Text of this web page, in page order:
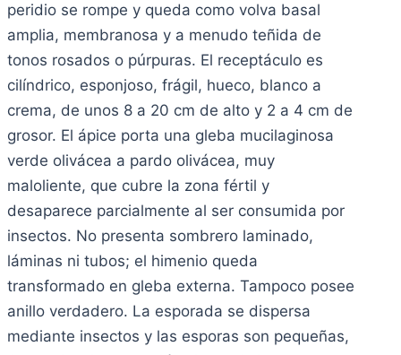
peridio se rompe y queda como volva basal
amplia, membranosa y a menudo teñida de
tonos rosados o púrpuras. El receptáculo es
cilíndrico, esponjoso, frágil, hueco, blanco a
crema, de unos 8 a 20 cm de alto y 2 a 4 cm de
grosor. El ápice porta una gleba mucilaginosa
verde olivácea a pardo olivácea, muy
maloliente, que cubre la zona fértil y
desaparece parcialmente al ser consumida por
insectos. No presenta sombrero laminado,
láminas ni tubos; el himenio queda
transformado en gleba externa. Tampoco posee
anillo verdadero. La esporada se dispersa
mediante insectos y las esporas son pequeñas,